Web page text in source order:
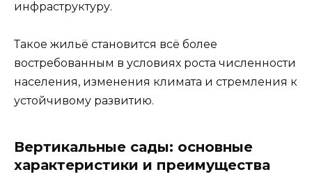
инфраструктуру.
Такое жильё становится всё более
востребованным в условиях роста численности
населения, изменения климата и стремления к
устойчивому развитию.
Вертикальные сады: основные
характеристики и преимущества